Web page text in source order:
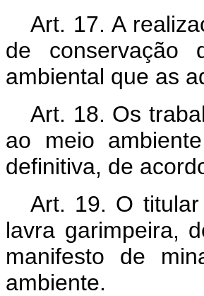
Art. 17. A
de conservação
ambiental que as
Art. 18. Os
ao meio
definitiva, de
Art. 19. O
lavra garimpeira,
manifesto de
ambiente.